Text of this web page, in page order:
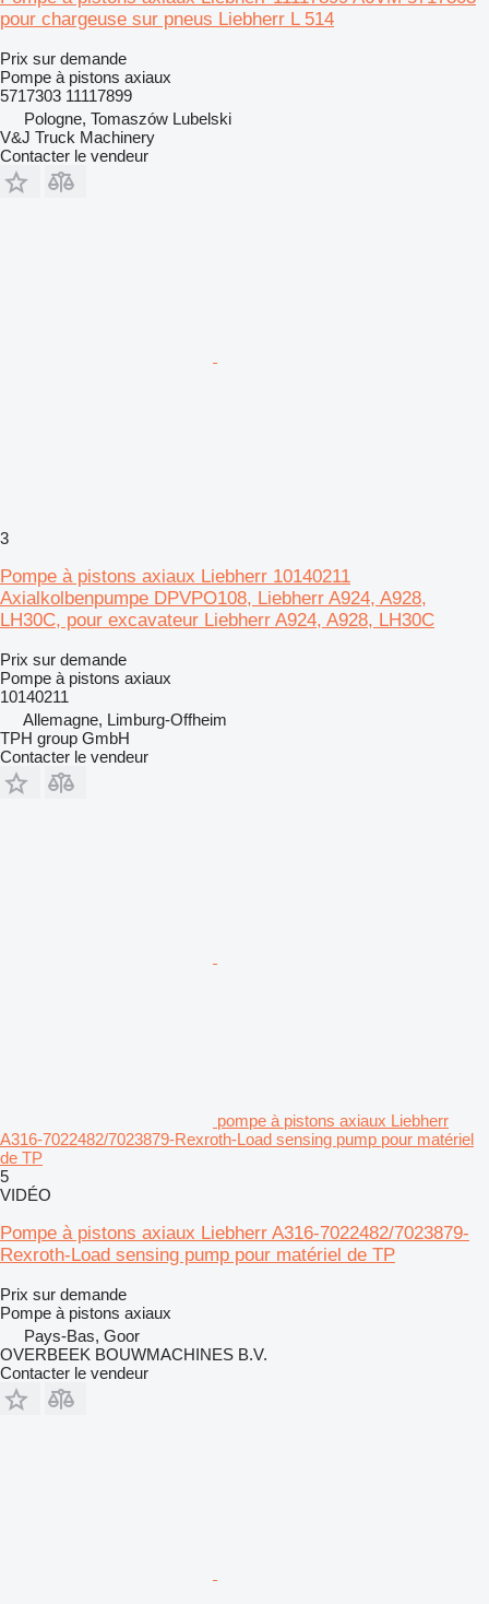
pour chargeuse sur pneus Liebherr L 514
Prix sur demande
Pompe à pistons axiaux
5717303 11117899
Pologne, Tomaszów Lubelski
V&J Truck Machinery
Contacter le vendeur
3
Pompe à pistons axiaux Liebherr 10140211
Axialkolbenpumpe DPVPO108, Liebherr A924, A928,
LH30C, pour excavateur Liebherr A924, A928, LH30C
Prix sur demande
Pompe à pistons axiaux
10140211
Allemagne, Limburg-Offheim
TPH group GmbH
Contacter le vendeur
pompe à pistons axiaux Liebherr
A316-7022482/7023879-Rexroth-Load sensing pump pour matériel
de TP
5
VIDÉO
Pompe à pistons axiaux Liebherr A316-7022482/7023879-
Rexroth-Load sensing pump pour matériel de TP
Prix sur demande
Pompe à pistons axiaux
Pays-Bas, Goor
OVERBEEK BOUWMACHINES B.V.
Contacter le vendeur